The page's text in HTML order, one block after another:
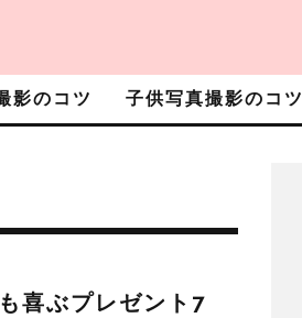
影のコツ 子供写真撮影のコツ
喜ぶプレゼント7